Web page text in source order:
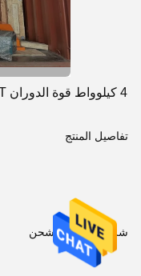
تفاصيل المنتج
شروط الدفع والشحن